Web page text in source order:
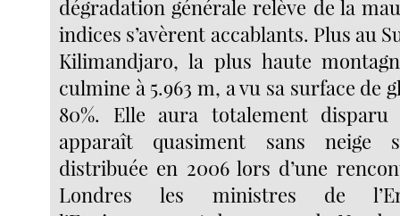
dégradation générale relève de la
indices s’avèrent accablants. Plus au
Kilimandjaro, la plus haute
culmine à 5.963 m, a vu sa surface de
80%. Elle aura totalement
apparaît quasiment sans neige
distribuée en 2006 lors d’une
Londres les ministres de